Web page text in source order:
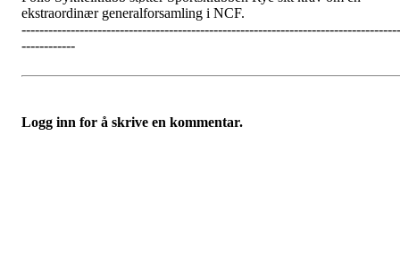
ekstraordinær generalforsamling i NCF.
------------
Logg inn for å skrive en kommentar.